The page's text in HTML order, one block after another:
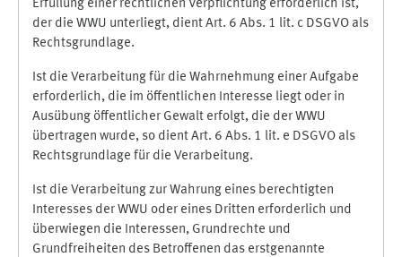
Erfüllung einer rechtlichen Verpflichtung erforderlich ist,
der die WWU unterliegt, dient Art. 6 Abs. 1 lit. c DSGVO als
Rechtsgrundlage.
Ist die Verarbeitung für die Wahrnehmung einer Aufgabe
erforderlich, die im öffentlichen Interesse liegt oder in
Ausübung öffentlicher Gewalt erfolgt, die der WWU
übertragen wurde, so dient Art. 6 Abs. 1 lit. e DSGVO als
Rechtsgrundlage für die Verarbeitung.
Ist die Verarbeitung zur Wahrung eines berechtigten
Interesses der WWU oder eines Dritten erforderlich und
überwiegen die Interessen, Grundrechte und
Grundfreiheiten des Betroffenen das erstgenannte